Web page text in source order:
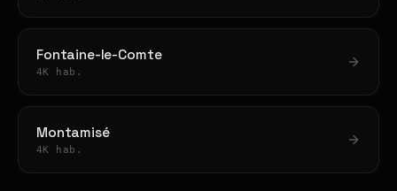
Fontaine-le-Comte
4K hab.
Montamisé
4K hab.